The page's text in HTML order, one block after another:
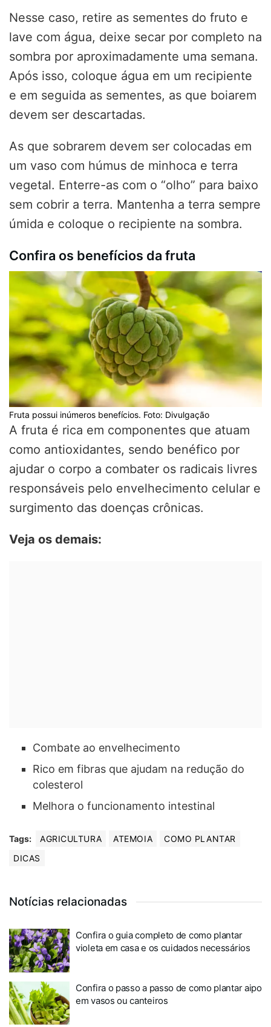
Nesse caso, retire as sementes do fruto e
lave com água, deixe secar por completo na
sombra por aproximadamente uma semana.
Após isso, coloque água em um recipiente
e em seguida as sementes, as que boiarem
devem ser descartadas.
As que sobrarem devem ser colocadas em
um vaso com húmus de minhoca e terra
vegetal. Enterre-as com o “olho” para baixo
sem cobrir a terra. Mantenha a terra sempre
úmida e coloque o recipiente na sombra.
Confira os benefícios da fruta
Fruta possui inúmeros benefícios. Foto: Divulgação
A fruta é rica em componentes que atuam
como antioxidantes, sendo benéfico por
ajudar o corpo a combater os radicais livres
responsáveis pelo envelhecimento celular e
surgimento das doenças crônicas.
Veja os demais:
Combate ao envelhecimento
Rico em fibras que ajudam na redução do
colesterol
Melhora o funcionamento intestinal
Tags: AGRICULTURA ATEMOIA
COMO PLANTAR
DICAS
Notícias relacionadas
Confira o guia completo de como plantar
violeta em casa e os cuidados necessários
Confira o passo a passo de como plantar aipo
em vasos ou canteiros